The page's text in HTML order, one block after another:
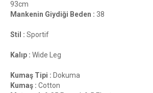
93cm
Mankenin Giydiği Beden : 38
Stil : Sportif
Kalıp : Wide Leg
Kumaş Tipi : Dokuma
Kumaş : Cotton